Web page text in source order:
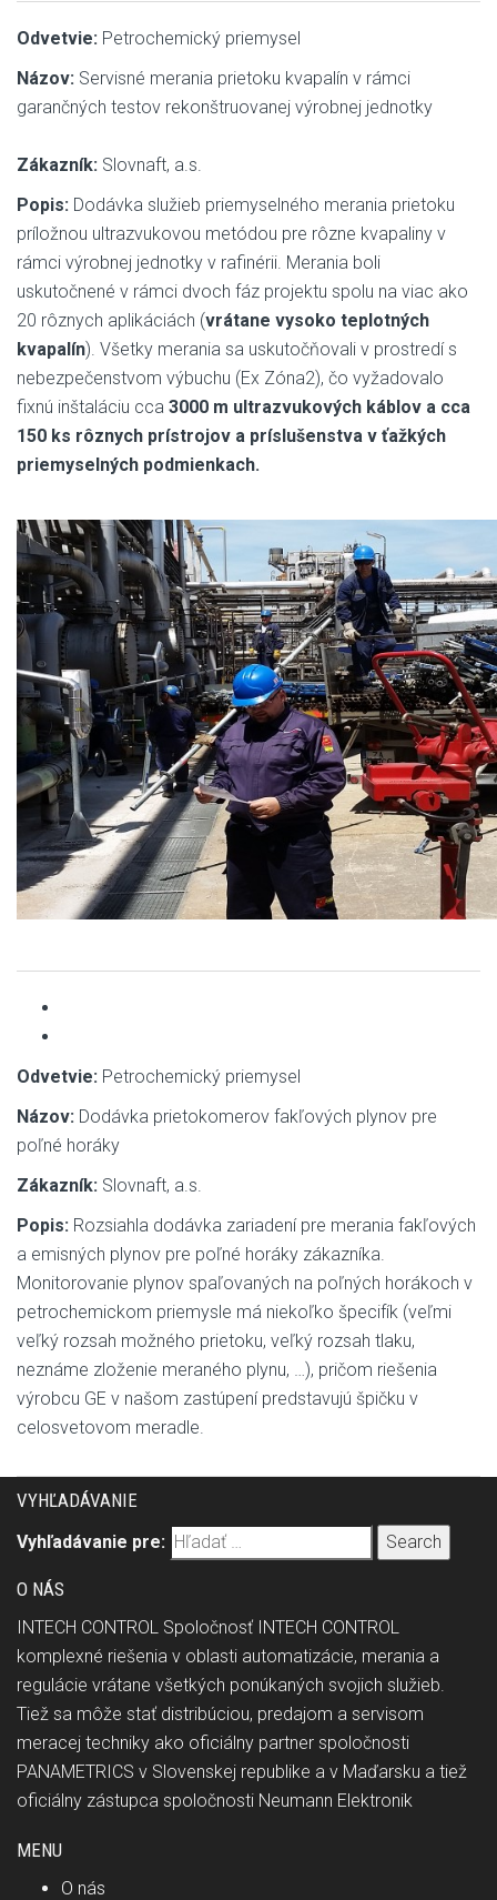
Odvetvie: Petrochemický priemysel
Názov: Servisné merania prietoku kvapalín v rámci
garančných testov rekonštruovanej výrobnej jednotky
Zákazník: Slovnaft, a.s.
Popis: Dodávka služieb priemyselného merania prietoku
príložnou ultrazvukovou metódou pre rôzne kvapaliny v
rámci výrobnej jednotky v rafinérii. Merania boli
uskutočnené v rámci dvoch fáz projektu spolu na viac ako
20 rôznych aplikáciách (vrátane vysoko teplotných
kvapalín). Všetky merania sa uskutočňovali v prostredí s
nebezpečenstvom výbuchu (Ex Zóna2), čo vyžadovalo
fixnú inštaláciu cca 3000 m ultrazvukových káblov a cca
150 ks rôznych prístrojov a príslušenstva v ťažkých
priemyselných podmienkach.
Odvetvie: Petrochemický priemysel
Názov: Dodávka prietokomerov fakľových plynov pre
poľné horáky
Zákazník: Slovnaft, a.s.
Popis: Rozsiahla dodávka zariadení pre merania fakľových
a emisných plynov pre poľné horáky zákazníka.
Monitorovanie plynov spaľovaných na poľných horákoch v
petrochemickom priemysle má niekoľko špecifík (veľmi
veľký rozsah možného prietoku, veľký rozsah tlaku,
neznáme zloženie meraného plynu, …), pričom riešenia
výrobcu GE v našom zastúpení predstavujú špičku v
celosvetovom meradle.
VYHĽADÁVANIE
Vyhľadávanie pre:
O NÁS
INTECH CONTROL Spoločnosť INTECH CONTROL
komplexné riešenia v oblasti automatizácie, merania a
regulácie vrátane všetkých ponúkaných svojich služieb.
Tiež sa môže stať distribúciou, predajom a servisom
meracej techniky ako oficiálny partner spoločnosti
PANAMETRICS v Slovenskej republike a v Maďarsku a tiež
oficiálny zástupca spoločnosti Neumann Elektronik
MENU
O nás